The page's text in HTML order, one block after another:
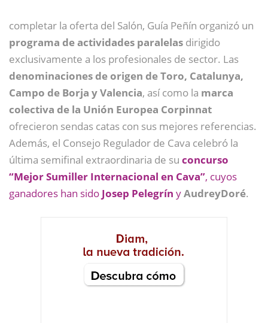
completar la oferta del Salón, Guía Peñín organizó un
programa de actividades paralelas dirigido
exclusivamente a los profesionales de sector. Las
denominaciones de origen de Toro, Catalunya,
Campo de Borja y Valencia, así como la marca
colectiva de la Unión Europea Corpinnat
ofrecieron sendas catas con sus mejores referencias.
Además, el Consejo Regulador de Cava celebró la
última semifinal extraordinaria de su concurso
“Mejor Sumiller Internacional en Cava”, cuyos
ganadores han sido Josep Pelegrín yAudreyDoré.